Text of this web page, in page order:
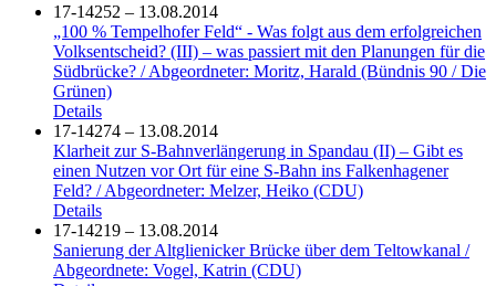
17-14252 – 13.08.2014
„100 % Tempelhofer Feld“ - Was folgt aus dem erfolgreichen
Volksentscheid? (III) – was passiert mit den Planungen für die
Südbrücke? / Abgeordneter: Moritz, Harald (Bündnis 90 / Die
Grünen)
Details
17-14274 – 13.08.2014
Klarheit zur S-Bahnverlängerung in Spandau (II) – Gibt es
einen Nutzen vor Ort für eine S-Bahn ins Falkenhagener
Feld? / Abgeordneter: Melzer, Heiko (CDU)
Details
17-14219 – 13.08.2014
Sanierung der Altglienicker Brücke über dem Teltowkanal /
Abgeordnete: Vogel, Katrin (CDU)